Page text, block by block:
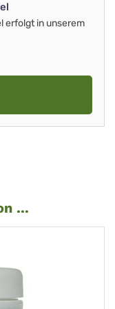
erfolgt in unserem
...